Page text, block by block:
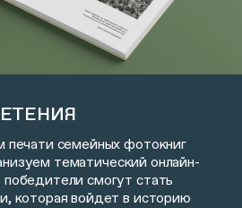
печати семейных фотокниг
тематический онлайн-
смогут стать
которая войдет в историю